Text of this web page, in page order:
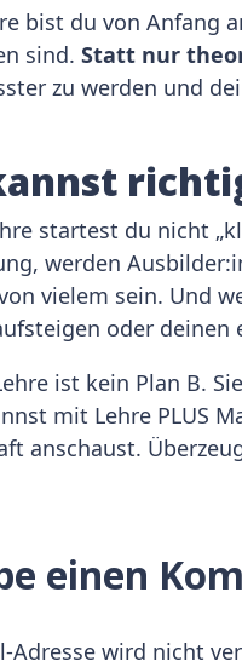
bist du von Anfang
sind. Statt nur
zu werden und
startest du nicht
werden
vielem sein. Und
oder deinen
ist kein Plan B.
mit Lehre PLUS
anschaust.
einen
Adresse wird nicht